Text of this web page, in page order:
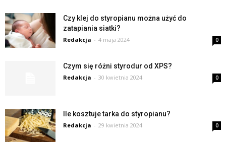
Czy klej do styropianu można użyć do
zatapiania siatki?
Redakcja - 4 maja 2024 0
Czym się różni styrodur od XPS?
Redakcja - 30 kwietnia 2024 0
Ile kosztuje tarka do styropianu?
Redakcja - 29 kwietnia 2024 0